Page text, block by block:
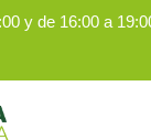
y de 16:00 a